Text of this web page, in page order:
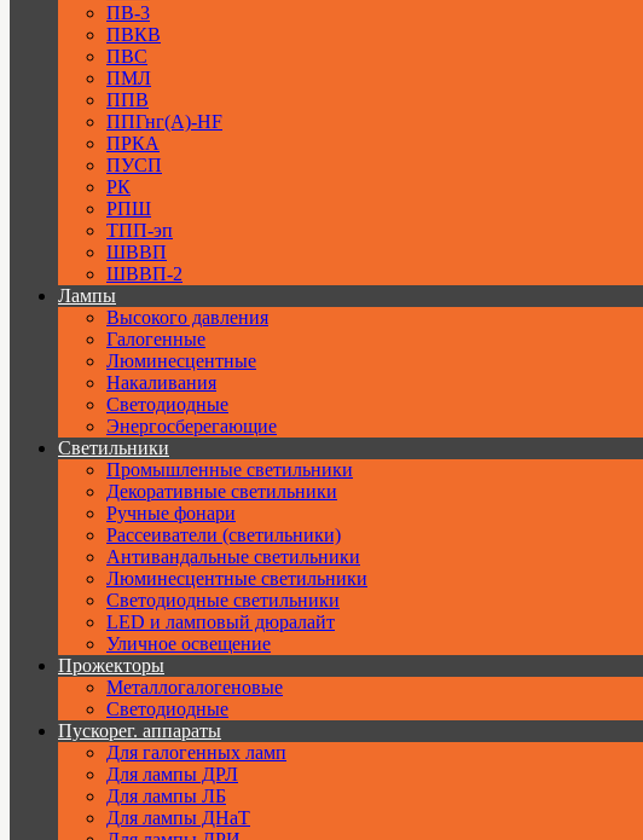
ПВ-3
ПВКВ
ПВС
ПМЛ
ППВ
ППГнг(А)-HF
ПРКА
ПУСП
РК
РПШ
ТПП-эп
ШВВП
ШВВП-2
Лампы
Высокого давления
Галогенные
Люминесцентные
Накаливания
Светодиодные
Энергосберегающие
Светильники
Промышленные светильники
Декоративные светильники
Ручные фонари
Рассеиватели (светильники)
Антивандальные светильники
Люминесцентные светильники
Cветодиодные светильники
LED и ламповый дюралайт
Уличное освещение
Прожекторы
Металлогалогеновые
Светодиодные
Пускорег. аппараты
Для галогенных ламп
Для лампы ДРЛ
Для лампы ЛБ
Для лампы ДНаТ